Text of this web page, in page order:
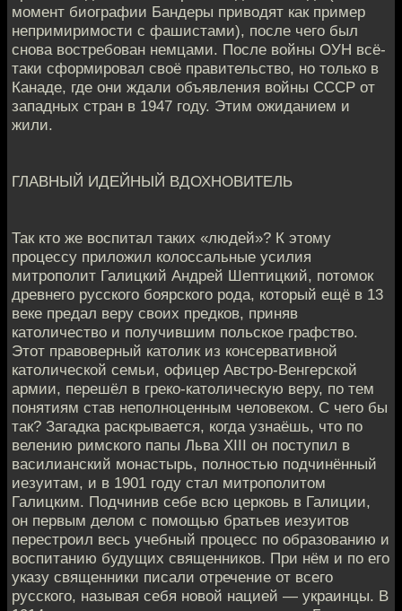
момент биографии Бандеры приводят как пример
непримиримости с фашистами), после чего был
снова востребован немцами. После войны ОУН всё-
таки сформировал своё правительство, но только в
Канаде, где они ждали объявления войны СССР от
западных стран в 1947 году. Этим ожиданием и
жили.
ГЛАВНЫЙ ИДЕЙНЫЙ ВДОХНОВИТЕЛЬ
Так кто же воспитал таких «людей»? К этому
процессу приложил колоссальные усилия
митрополит Галицкий Андрей Шептицкий, потомок
древнего русского боярского рода, который ещё в 13
веке предал веру своих предков, приняв
католичество и получившим польское графство.
Этот правоверный католик из консервативной
католической семьи, офицер Австро-Венгерской
армии, перешёл в греко-католическую веру, по тем
понятиям став неполноценным человеком. С чего бы
так? Загадка раскрывается, когда узнаёшь, что по
велению римского папы Льва XIII он поступил в
василианский монастырь, полностью подчинённый
иезуитам, и в 1901 году стал митрополитом
Галицким. Подчинив себе всю церковь в Галиции,
он первым делом с помощью братьев иезуитов
перестроил весь учебный процесс по образованию и
воспитанию будущих священников. При нём и по его
указу священники писали отречение от всего
русского, называя себя новой нацией — украинцы. В